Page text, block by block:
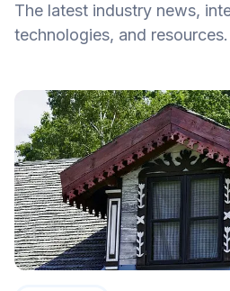
The latest industry news,
technologies, and resources.